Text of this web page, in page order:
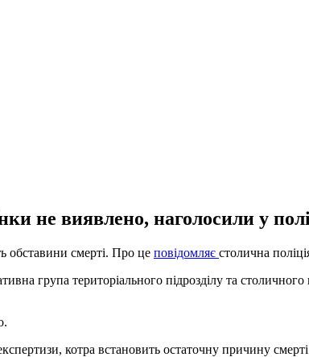
не виявлено, наголосили у
обставини смерті. Про це повідомляє столична
група територіального підрозділу та столичного
котра встановить остаточну причину